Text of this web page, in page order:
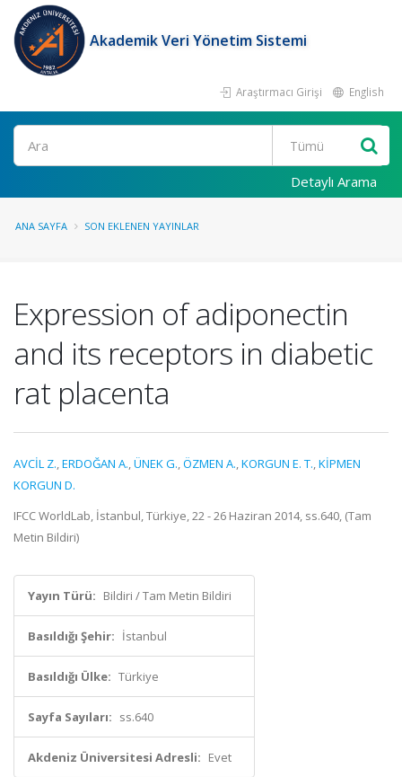
Akademik Veri Yönetim Sistemi
Araştırmacı Girişi English
Ara
Detaylı Arama
ANA SAYFA SON EKLENEN YAYINLAR
Expression of adiponectin
and its receptors in diabetic
rat placenta
AVCİL Z.,ERDOĞAN A.,ÜNEK G.,ÖZMEN A.,KORGUN E. T.,KİPMEN
KORGUN D.
IFCC WorldLab, İstanbul, Türkiye, 22 - 26 Haziran 2014, ss.640, (Tam
Metin Bildiri)
Yayın Türü: Bildiri / Tam Metin Bildiri
Basıldığı Şehir: İstanbul
Basıldığı Ülke: Türkiye
Sayfa Sayıları: ss.640
Akdeniz Üniversitesi Adresli: Evet